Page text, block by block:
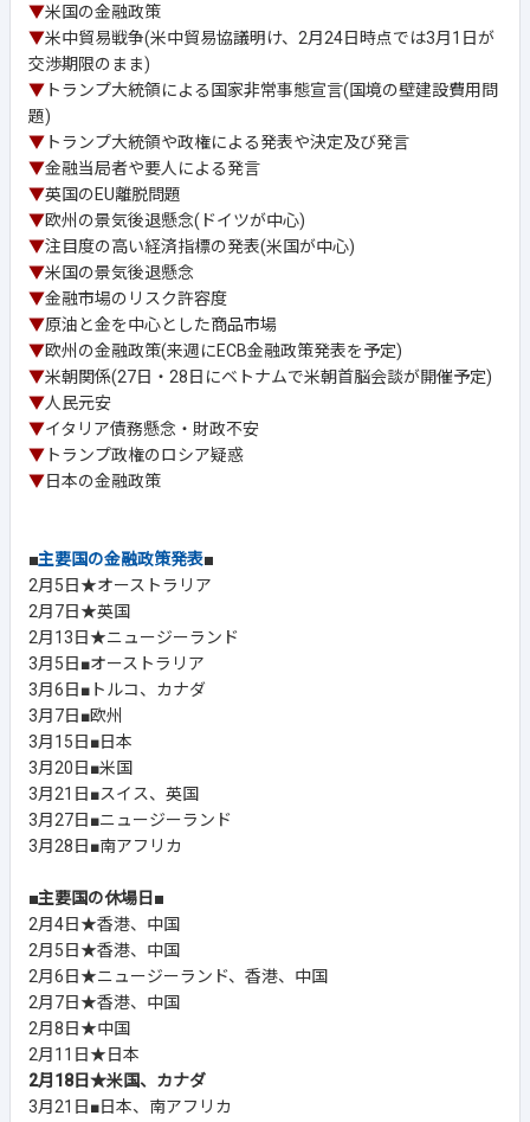
▼米国の金融政策
▼米中貿易戦争(米中貿易協議明け、2月24日時点では3月1日が
交渉期限のまま)
▼ トランプ大統領による国家非常事態宣言(国境の壁建設費用問
題)
▼ トランプ大統領や政権による発表や決定及び発言
▼金融当局者や要人による発言
▼英国のEU離脱問題
▼欧州の景気後退懸念(ドイツが中心)
▼注目度の高い経済指標の発表(米国が中心)
▼米国の景気後退懸念
▼金融市場のリスク許容度
▼原油と金を中心とした商品市場
▼欧州の金融政策(来週にECB金融政策発表を予定)
▼米朝関係(27日・28日にベトナムで米朝首脳会談が開催予定)
▼人民元安
▼イタリア債務懸念・財政不安
▼ トランプ政権のロシア疑惑
▼日本の金融政策
■主要国の金融政策発表■
2月5日★オーストラリア
2月7日★英国
2月13日★ニュージーランド
3月5日■オーストラリア
3月6日■トルコ、カナダ
3月7日■欧州
3月15日■日本
3月20日■米国
3月21日■スイス、英国
3月27日■ニュージーランド
3月28日■南アフリカ
■主要国の休場日■
2月4日★香港、中国
2月5日★香港、中国
2月6日★ニュージーランド、香港、中国
2月7日★香港、中国
2月8日★中国
2月11日★日本
2月18日★米国、カナダ
3月21日■日本、南アフリカ